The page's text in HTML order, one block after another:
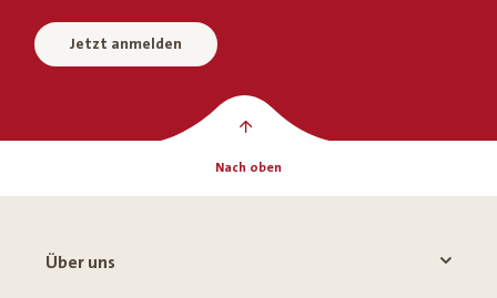
Jetzt anmelden
Nach oben
Über uns